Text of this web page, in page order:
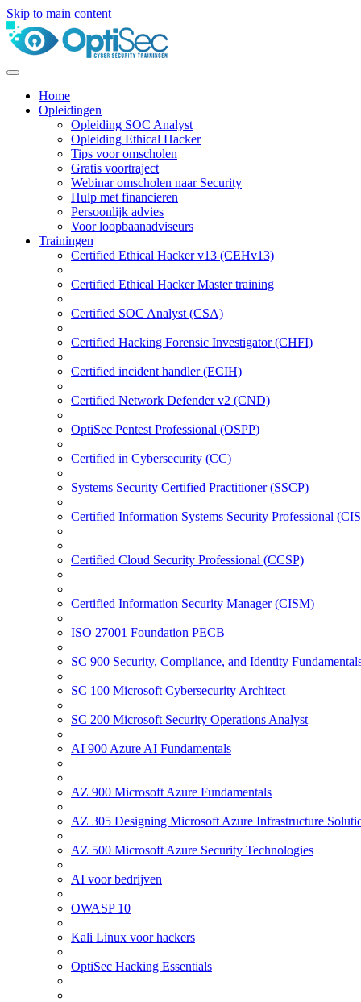
Skip to main content
Home
Opleidingen
Opleiding SOC Analyst
Opleiding Ethical Hacker
Tips voor omscholen
Gratis voortraject
Webinar omscholen naar Security
Hulp met financieren
Persoonlijk advies
Voor loopbaanadviseurs
Trainingen
Certified Ethical Hacker v13 (CEHv13)
Certified Ethical Hacker Master training
Certified SOC Analyst (CSA)
Certified Hacking Forensic Investigator (CHFI)
Certified incident handler (ECIH)
Certified Network Defender v2 (CND)
OptiSec Pentest Professional (OSPP)
Certified in Cybersecurity (CC)
Systems Security Certified Practitioner (SSCP)
Certified Information Systems Security Professional
Certified Cloud Security Professional (CCSP)
Certified Information Security Manager (CISM)
ISO 27001 Foundation PECB
SC 900 Security, Compliance, and Identity
SC 100 Microsoft Cybersecurity Architect
SC 200 Microsoft Security Operations Analyst
AI 900 Azure AI Fundamentals
AZ 900 Microsoft Azure Fundamentals
AZ 305 Designing Microsoft Azure Infrastructure
AZ 500 Microsoft Azure Security Technologies
AI voor bedrijven
OWASP 10
Kali Linux voor hackers
OptiSec Hacking Essentials